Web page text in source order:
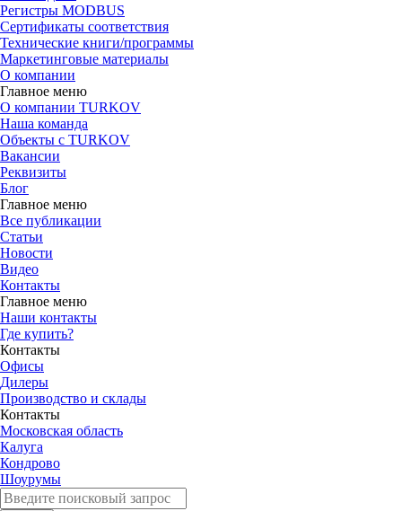
Регистры MODBUS
Сертификаты соответствия
Технические книги/программы
Маркетинговые материалы
О компании
Главное меню
О компании TURKOV
Наша команда
Объекты с TURKOV
Вакансии
Реквизиты
Блог
Главное меню
Все публикации
Статьи
Новости
Видео
Контакты
Главное меню
Наши контакты
Где купить?
Контакты
Офисы
Дилеры
Производство и склады
Контакты
Московская область
Калуга
Кондрово
Шоурумы